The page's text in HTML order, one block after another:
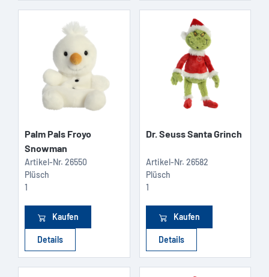
Palm Pals Froyo
Snowman
Artikel-Nr. 26550
Plüsch
1
Kaufen
Details
Dr. Seuss Santa Grinch
Artikel-Nr. 26582
Plüsch
1
Kaufen
Details